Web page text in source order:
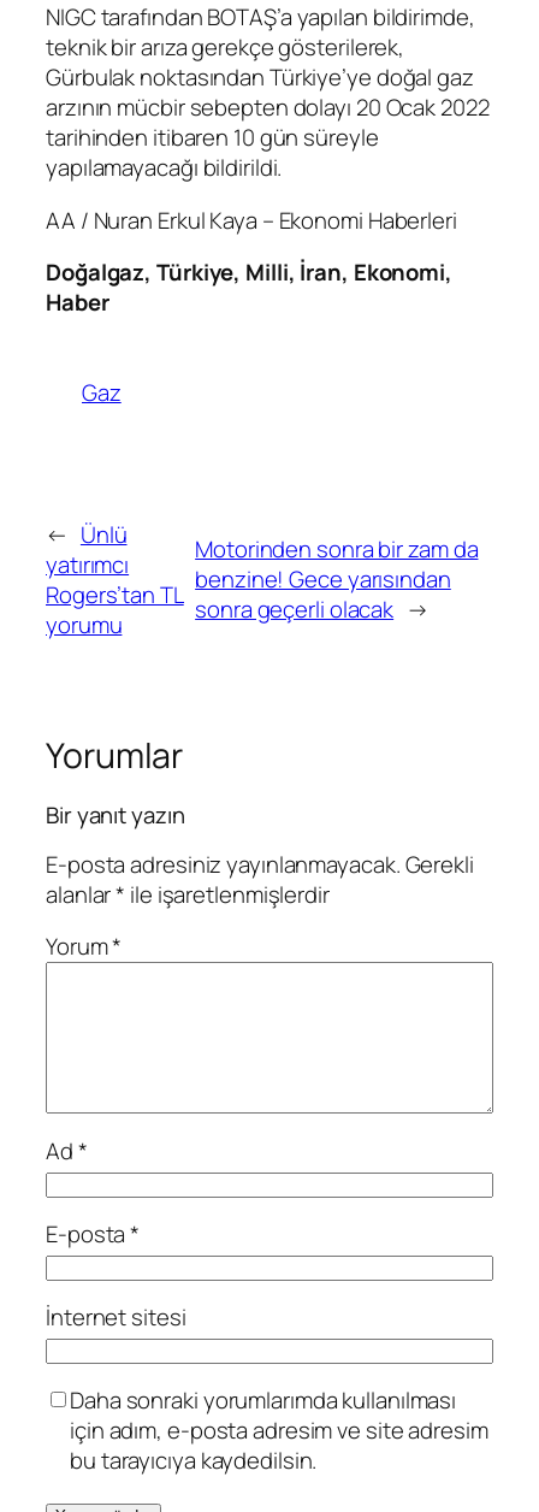
NIGC tarafından BOTAŞ’a yapılan bildirimde,
teknik bir arıza gerekçe gösterilerek,
Gürbulak noktasından Türkiye’ye doğal gaz
arzının mücbir sebepten dolayı 20 Ocak 2022
tarihinden itibaren 10 gün süreyle
yapılamayacağı bildirildi.
AA / Nuran Erkul Kaya – Ekonomi Haberleri
Doğalgaz, Türkiye, Milli, İran, Ekonomi,
Haber
Gaz
← Ünlü
yatırımcı
Rogers’tan TL
yorumu
Motorinden sonra bir zam da
benzine! Gece yarısından
sonra geçerli olacak →
Yorumlar
Bir yanıt yazın
E-posta adresiniz yayınlanmayacak.Gerekli
alanlar* ile işaretlenmişlerdir
Yorum*
Ad*
E-posta*
İnternet sitesi
Daha sonraki yorumlarımda kullanılması
için adım, e-posta adresim ve site adresim
bu tarayıcıya kaydedilsin.